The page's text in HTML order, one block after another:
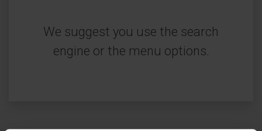
We suggest you use the search
engine or the menu options.